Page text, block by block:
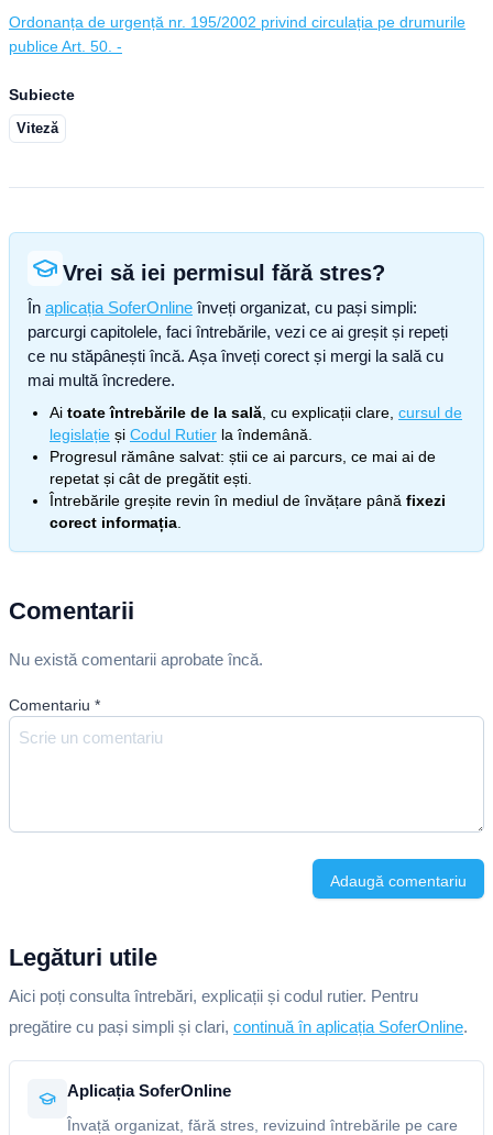
Ordonanța de urgență nr. 195/2002 privind circulația pe drumurile
publice Art. 50. -
Subiecte
Viteză
Vrei să iei permisul fără stres?
În aplicația SoferOnline înveți organizat, cu pași simpli:
parcurgi capitolele, faci întrebările, vezi ce ai greșit și repeți
ce nu stăpânești încă. Așa înveți corect și mergi la sală cu
mai multă încredere.
Ai toate întrebările de la sală , cu explicații clare, cursul de
legislație și Codul Rutier la îndemână.
Progresul rămâne salvat: știi ce ai parcurs, ce mai ai de
repetat și cât de pregătit ești.
Întrebările greșite revin în mediul de învățare până fixezi
corect informația
Comentarii
Nu există comentarii aprobate încă.
Comentariu *
Adaugă comentariu
Legături utile
Aici poți consulta întrebări, explicații și codul rutier. Pentru
pregătire cu pași simpli și clari, continuă în aplicația SoferOnline.
Aplicația SoferOnline
Învață organizat, fără stres, revizuind întrebările pe care